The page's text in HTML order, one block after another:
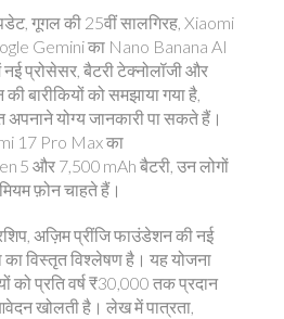
, गूगल की 25वीं सालगिरह, Xiaomi
Gemini का Nano Banana AI
प्रोसेसर, बैटरी टेक्नोलॉजी और
बारीकियों को समझाया गया है,
योग्य जानकारी पा सकते हैं।
17 Pro Max का
5 और 7,500 mAh बैटरी, उन लोगों
फ़ोन चाहते हैं।
, अज़िम प्रींजि फाउंडेशन की नई
का विस्तृत विश्लेषण है। यह योजना
को प्रति वर्ष ₹30,000 तक प्रदान
खोलती है। लेख में पात्रता,